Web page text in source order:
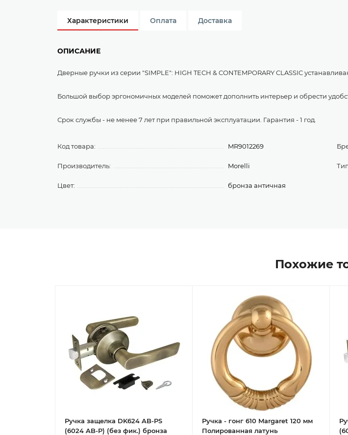
Характеристики Оплата Доставка
ОПИСАНИЕ
Дверные ручки из серии "SIMPLE": HIGH TECH & CONTEMPORARY CLASSIC
Большой выбор эргономичных моделей поможет дополнить интерьер и обрести
Срок службы - не менее 7 лет при правильной эксплуатации. Гарантия - 1 год.
Код товара: MR9012269
Производитель: Morelli
Цвет: бронза античная
Похожие
Ручка защелка DK624 AB-PS
(6024 AB-P) (без фик.) бронза
Ручка - гонг 610 Margaret 120 мм
Полированная латунь